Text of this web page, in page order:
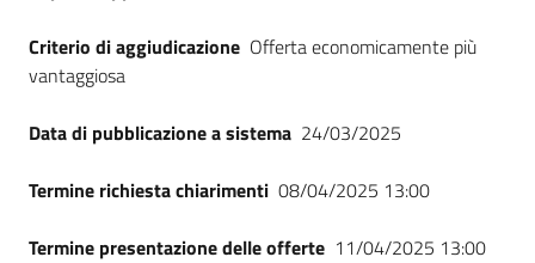
Criterio di aggiudicazione Offerta economicamente più
vantaggiosa
Data di pubblicazione a sistema 24/03/2025
Termine richiesta chiarimenti 08/04/2025 13:00
Termine presentazione delle offerte 11/04/2025 13:00